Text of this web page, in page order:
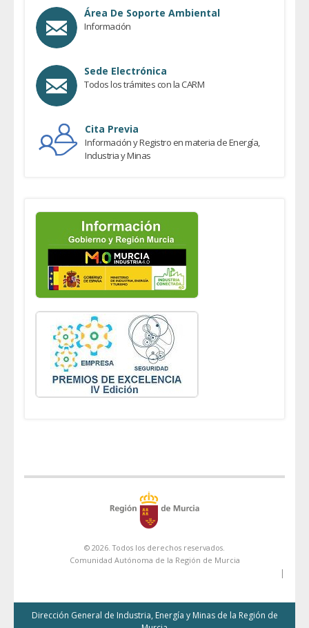
Área De Soporte Ambiental
Información
Sede Electrónica
Todos los trámites con la CARM
Cita Previa
Información y Registro en materia de Energía,
Industria y Minas
© 2026. Todos los derechos reservados.
Comunidad Autónoma de la Región de Murcia
|
Dirección General de Industria, Energía y Minas de la Región de